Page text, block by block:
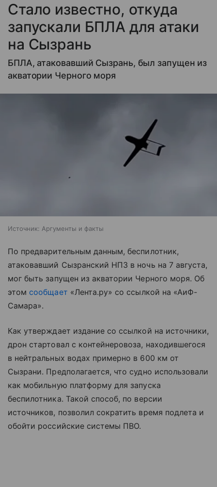
Стало известно, откуда
запускали БПЛА для атаки
на Сызрань
БПЛА, атаковавший Сызрань, был запущен из
акватории Черного моря
Источник: Аргументы и факты
По предварительным данным, беспилотник,
атаковавший Сызранский НПЗ в ночь на 7 августа,
мог быть запущен из акватории Черного моря. Об
этом сообщает «Лента.ру» со ссылкой на «АиФ-
Самара».
Как утверждает издание со ссылкой на источники,
дрон стартовал с контейнеровоза, находившегося
в нейтральных водах примерно в 600 км от
Сызрани. Предполагается, что судно использовали
как мобильную платформу для запуска
беспилотника. Такой способ, по версии
источников, позволил сократить время подлета и
обойти российские системы ПВО.